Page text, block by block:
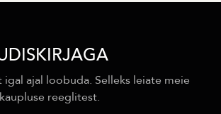
igal ajal loobuda. Selleks leiate meie
reeglitest.